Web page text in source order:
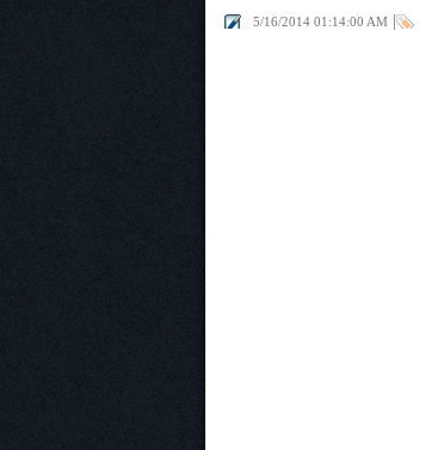
5/16/2014 01:14:00 AM |